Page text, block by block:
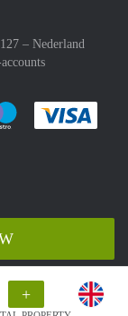
+
– Nederland
method
with :payment
Pay easily with